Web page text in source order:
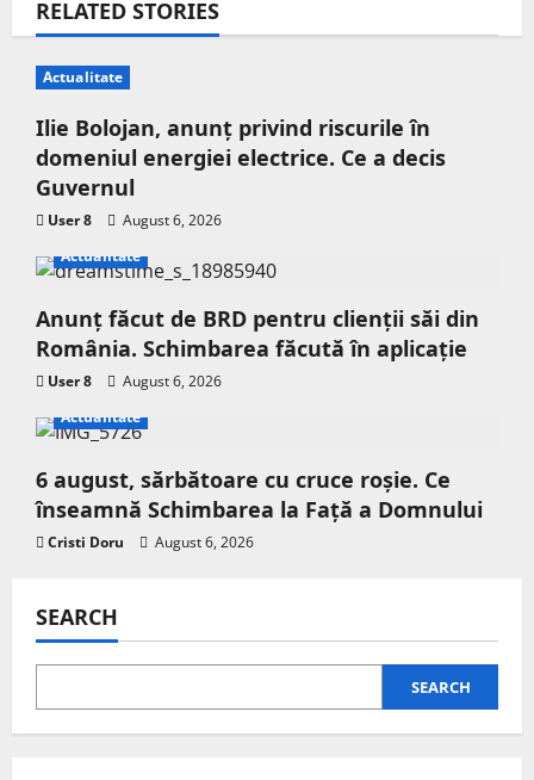
RELATED STORIES
Actualitate
Ilie Bolojan, anunț privind riscurile în
domeniul energiei electrice. Ce a decis
Guvernul
User 8
August 6, 2026
Actualitate
Anunț făcut de BRD pentru clienții săi din
România. Schimbarea făcută în aplicație
User 8
August 6, 2026
Actualitate
6 august, sărbătoare cu cruce roșie. Ce
înseamnă Schimbarea la Față a Domnului
Cristi Doru August 6, 2026
SEARCH
SEARCH